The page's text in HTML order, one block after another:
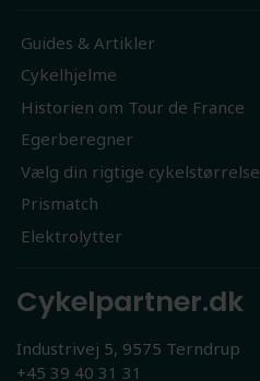
Guides & Artikler
Cykelhjelme
Historien om Tour de France
Egerberegner
Vælg din rigtige cykelstørrelse
Prismatch
Elektrolytter
Cykelpartner.dk
Industrivej 5, 9575 Terndrup
+45 39 40 31 31